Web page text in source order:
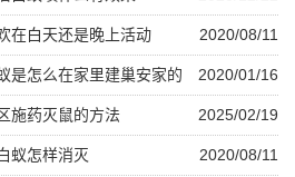
2020/08/11
在白天还是晚上活动
2020/01/16
是怎么在家里建巢安家的
2025/02/19
施药灭鼠的方法
2020/08/11
蚁怎样消灭